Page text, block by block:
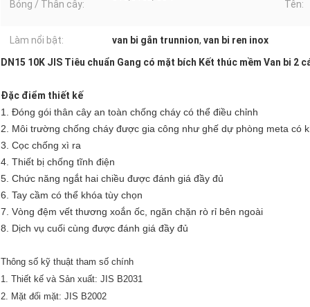
Bóng / Thân cây: Tên:
Làm nổi bật: van bi gắn trunnion, van bi ren inox
DN15 10K JIS Tiêu chuẩn Gang có mặt bích Kết thúc mềm Van bi 2
Đặc điểm thiết kế
1. Đóng gói thân cây an toàn chống cháy có thể điều chỉnh
2. Môi trường chống cháy được gia công như ghế dự phòng meta có
3. Cọc chống xì ra
4. Thiết bị chống tĩnh điện
5. Chức năng ngắt hai chiều được đánh giá đầy đủ
6. Tay cầm có thể khóa tùy chọn
7. Vòng đệm vết thương xoắn ốc, ngăn chặn rò rỉ bên ngoài
8. Dịch vụ cuối cùng được đánh giá đầy đủ
Thông số kỹ thuật tham số chính
1. Thiết kế và Sản xuất: JIS B2031
2. Mặt đối mặt: JIS B2002